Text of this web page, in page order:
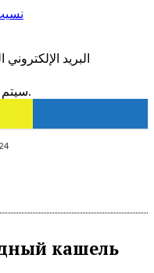
البريد
سيتم إرساله بالبريد الالكتروني كلمة سر لك.
кашель